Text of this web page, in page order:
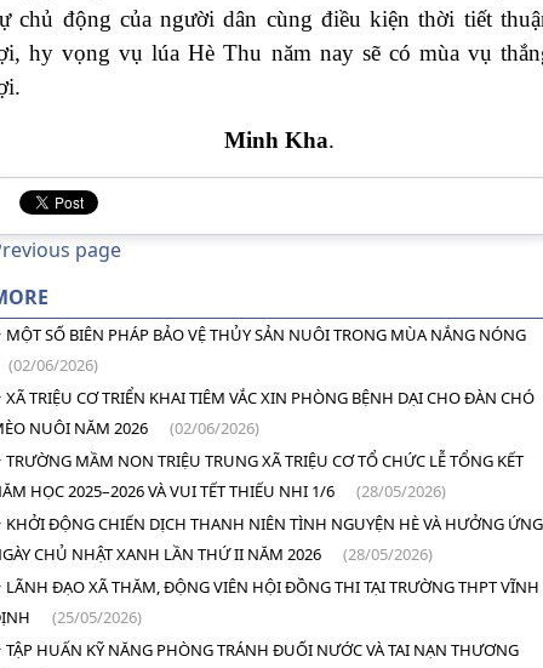
chủ động của người dân cùng điều kiện thời tiết
hy vọng vụ lúa Hè Thu năm nay sẽ có mùa vụ
Minh Kha.
page
MỘT SỐ BIÊN PHÁP BẢO VỆ THỦY SẢN NUÔI TRONG MÙA NẮNG NÓNG
(02/06/2026)
XÃ TRIỆU CƠ TRIỂN KHAI TIÊM VẮC XIN PHÒNG BỆNH DẠI CHO ĐÀN CHÓ
NUÔI NĂM 2026
(02/06/2026)
TRƯỜNG MẦM NON TRIỆU TRUNG XÃ TRIỆU CƠ TỔ CHỨC LỄ TỔNG KẾT
HỌC 2025–2026 VÀ VUI TẾT THIẾU NHI 1/6
(28/05/2026)
KHỞI ĐỘNG CHIẾN DỊCH THANH NIÊN TÌNH NGUYỆN HÈ VÀ HƯỞNG ỨNG
CHỦ NHẬT XANH LẦN THỨ II NĂM 2026
(28/05/2026)
LÃNH ĐẠO XÃ THĂM, ĐỘNG VIÊN HỘI ĐỒNG THI TẠI TRƯỜNG THPT VĨNH
(25/05/2026)
TẬP HUẤN KỸ NĂNG PHÒNG TRÁNH ĐUỐI NƯỚC VÀ TAI NẠN THƯƠNG